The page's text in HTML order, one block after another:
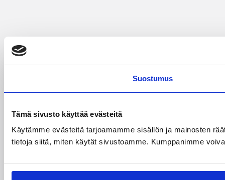
Suostumus
Tämä sivusto käyttää evästeitä
Käytämme evästeitä tarjoamamme sisällön ja mainosten
tietoja siitä, miten käytät sivustoamme. Kumppanimme